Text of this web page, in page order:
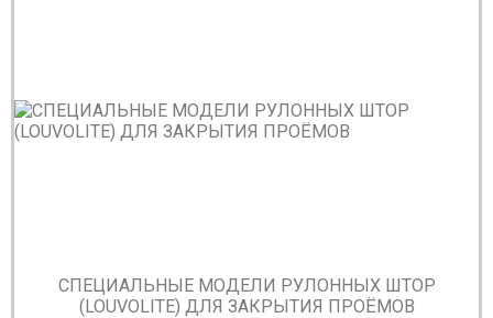
СПЕЦИАЛЬНЫЕ МОДЕЛИ РУЛОННЫХ ШТОР
(LOUVOLITE) ДЛЯ ЗАКРЫТИЯ ПРОЁМОВ